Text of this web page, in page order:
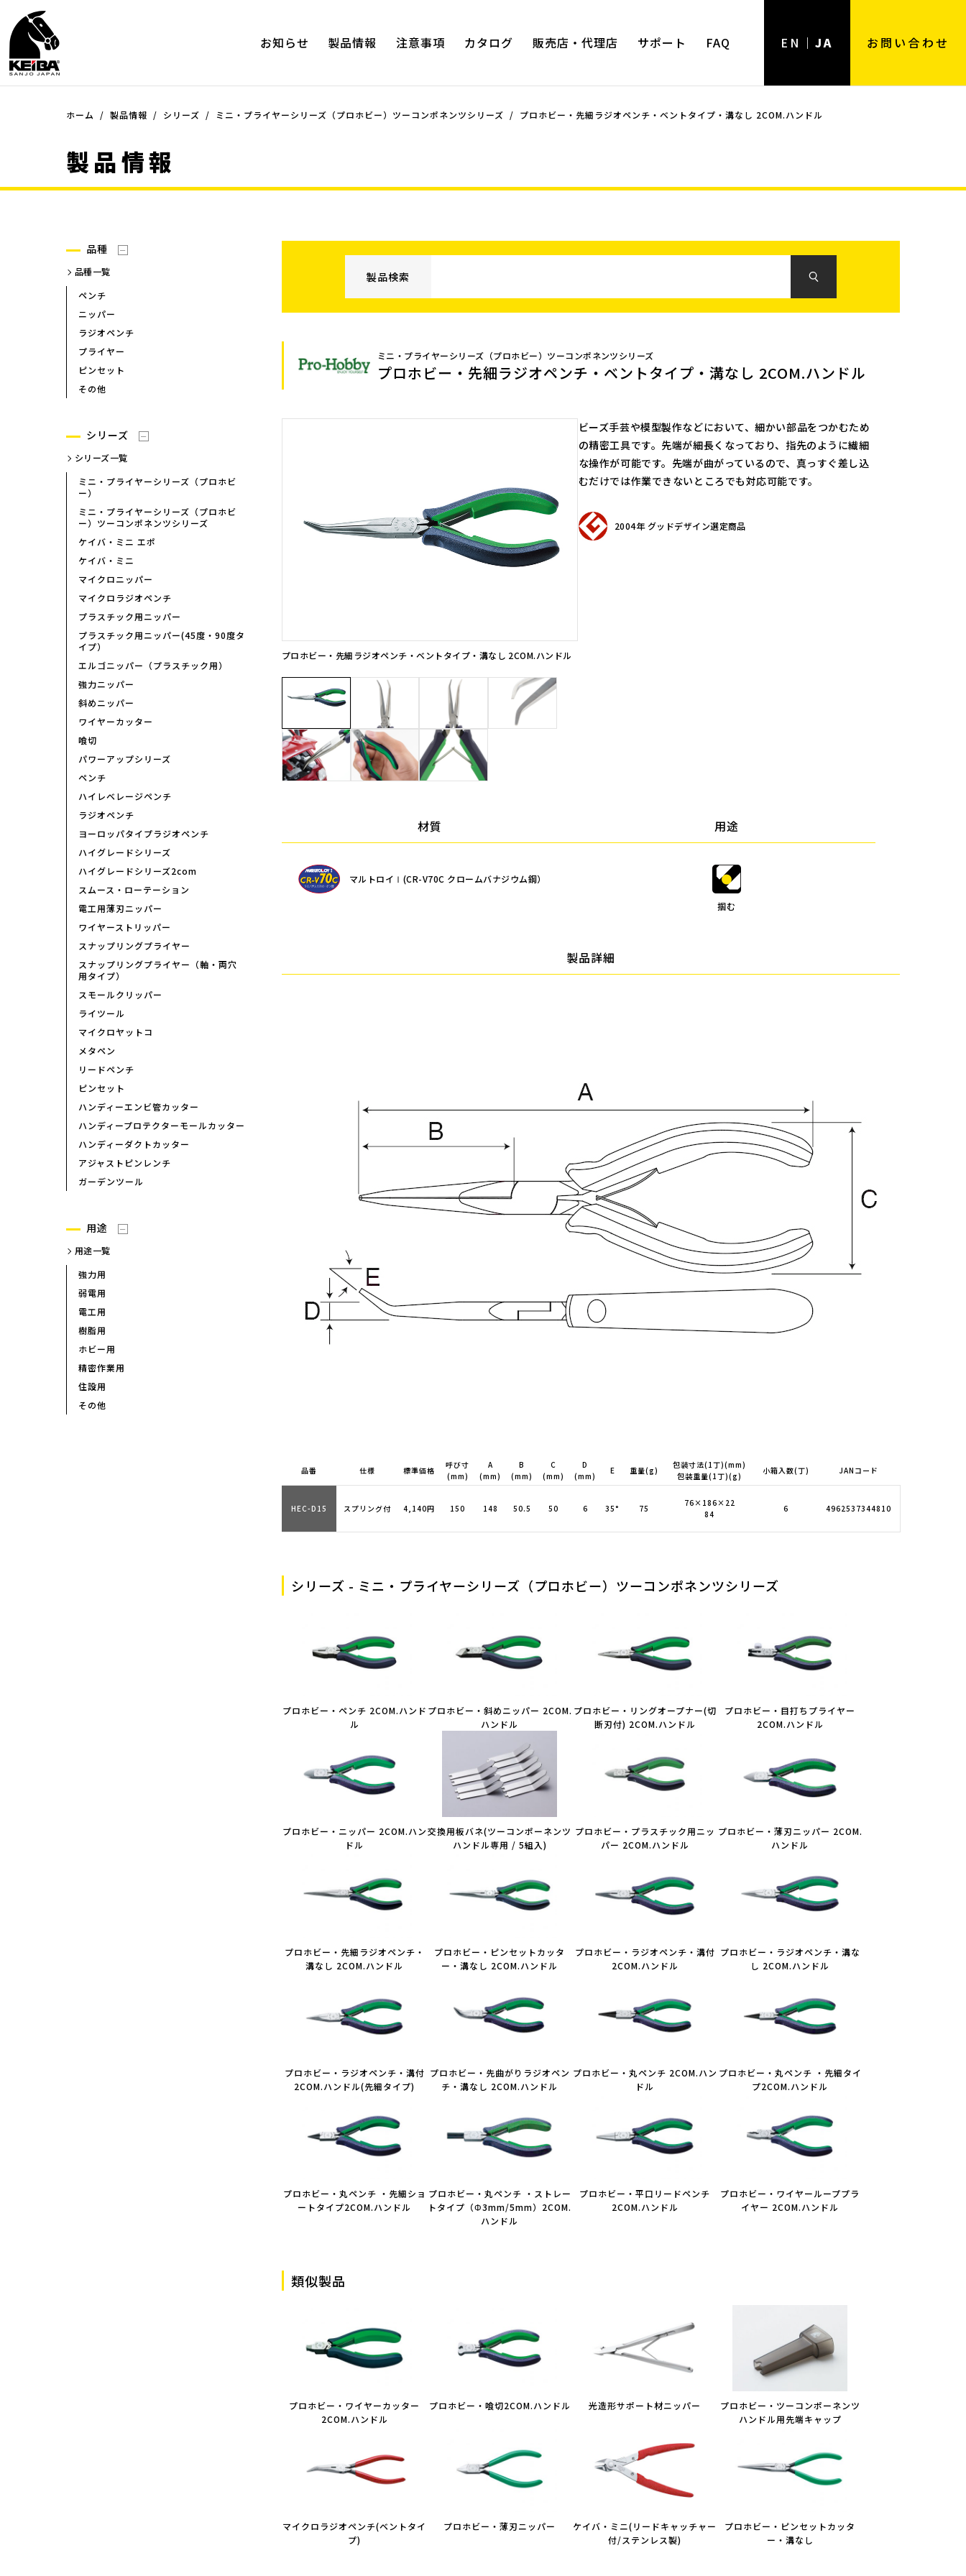
お知らせ 製品情報
品種
ペンチ
その他
シリーズ
ミニ・プライヤーシリーズ（プロホビ
プラスチック用ニッパー(45度・90度タ
ハイレベレージペンチ
ワイヤーストリッパー
スナップリングプライヤー
マイクロヤットコ
メタペン
ピンセット
アジャストピンレンチ
用途
精密作業用
住設用
注意事項 カタログ 販売店・代理店 サポート FAQ EN JA お問い合わせ
ホーム 製品情報 シリーズ ミニ・プライヤーシリーズ（プロホビー）ツーコンポネンツシリーズ プロホビー・先細ラジオペンチ・ベントタイプ・溝なし 2COM.ハンドル
製品情報
製品検索
ミニ・プライヤーシリーズ（プロホビー）ツーコンポネンツシリーズ
プロホビー・先細ラジオペンチ・ベントタイプ・溝なし 2COM.ハンドル
プロホビー・先細ラジオペンチ・ベントタイプ・溝なし 2COM.ハンドル
ビーズ手芸や模型製作などにおいて、細かい部品をつかむため
の精密工具です。先端が細長くなっており、指先のように繊細
な操作が可能です。先端が曲がっているので、真っすぐ差し込
むだけでは作業できないところでも対応可能です。
2004年 グッドデザイン選定商品
材質
マルトロイⅠ(CR-V70C クロームバナジウム鋼）
用途
掴む
製品詳細
品番 仕様 標準価格
呼び寸
(mm)
A
(mm)
B
(mm)
C
(mm)
D
(mm)
E 重量(g)
包装寸法(1丁)(mm)
包装重量(1丁)(g)
小箱入数(丁) JANコード
HEC-D15 スプリング付 4,140円 150 148 50.5 50 6 35° 75
76×186×22
84
6 4962537344810
シリーズ - ミニ・プライヤーシリーズ（プロホビー）ツーコンポネンツシリーズ
プロホビー・ペンチ 2COM.ハンド
ル
プロホビー・斜めニッパー 2COM.
ハンドル
プロホビー・リングオープナー(切
断刃付) 2COM.ハンドル
プロホビー・目打ちプライヤー
2COM.ハンドル
プロホビー・ニッパー 2COM.ハン
ドル
交換用板バネ(ツーコンポーネンツ
ハンドル専用 / 5組入)
プロホビー・プラスチック用ニッ
パー 2COM.ハンドル
プロホビー・薄刃ニッパー 2COM.
ハンドル
プロホビー・先細ラジオペンチ・
溝なし 2COM.ハンドル
プロホビー・ピンセットカッタ
ー・溝なし 2COM.ハンドル
プロホビー・ラジオペンチ・溝付
2COM.ハンドル
プロホビー・ラジオペンチ・溝な
し 2COM.ハンドル
プロホビー・ラジオペンチ・溝付
2COM.ハンドル(先細タイプ)
プロホビー・先曲がりラジオペン
チ・溝なし 2COM.ハンドル
プロホビー・丸ペンチ 2COM.ハン
ドル
プロホビー・丸ペンチ ・先細タイ
プ2COM.ハンドル
プロホビー・丸ペンチ ・先細ショ
ートタイプ2COM.ハンドル
プロホビー・丸ペンチ ・ストレー
トタイプ（Φ3mm/5mm）2COM.
ハンドル
プロホビー・平口リードペンチ
2COM.ハンドル
プロホビー・ワイヤーループプラ
イヤー 2COM.ハンドル
類似製品
プロホビー・ワイヤーカッター
2COM.ハンドル
プロホビー・喰切2COM.ハンドル 光造形サポート材ニッパー
プロホビー・ツーコンポーネンツ
ハンドル用先端キャップ
マイクロラジオペンチ(ベントタイ
プ)
プロホビー・薄刃ニッパー
ケイバ・ミニ(リードキャッチャー
付/ステンレス製)
プロホビー・ピンセットカッタ
ー・溝なし
品種
品種一覧
ペンチ
ニッパー
ラジオペンチ
プライヤー
ピンセット
その他
シリーズ
シリーズ一覧
ミニ・プライヤーシリーズ（プロホビ
ー）
ミニ・プライヤーシリーズ（プロホビ
ー）ツーコンポネンツシリーズ
ケイバ・ミニ エポ
ケイバ・ミニ
マイクロニッパー
マイクロラジオペンチ
プラスチック用ニッパー
プラスチック用ニッパー(45度・90度タ
イプ）
エルゴニッパー（プラスチック用）
強力ニッパー
斜めニッパー
ワイヤーカッター
喰切
パワーアップシリーズ
ペンチ
ハイレベレージペンチ
ラジオペンチ
ヨーロッパタイプラジオペンチ
ハイグレードシリーズ
ハイグレードシリーズ2com
スムース・ローテーション
電工用薄刃ニッパー
ワイヤーストリッパー
スナップリングプライヤー
スナップリングプライヤー（軸・両穴
用タイプ）
スモールクリッパー
ライツール
マイクロヤットコ
メタペン
リードペンチ
ピンセット
ハンディーエンビ管カッター
ハンディープロテクターモールカッター
ハンディーダクトカッター
アジャストピンレンチ
ガーデンツール
用途
用途一覧
強力用
弱電用
電工用
樹脂用
ホビー用
精密作業用
住設用
その他